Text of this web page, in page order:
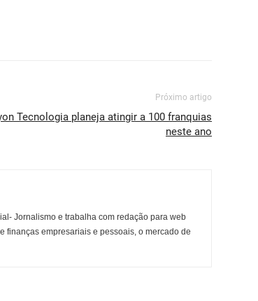
Próximo artigo
Tecnologia planeja atingir a 100 franquias
neste ano
Jornalismo e trabalha com redação para web
finanças empresariais e pessoais, o mercado de